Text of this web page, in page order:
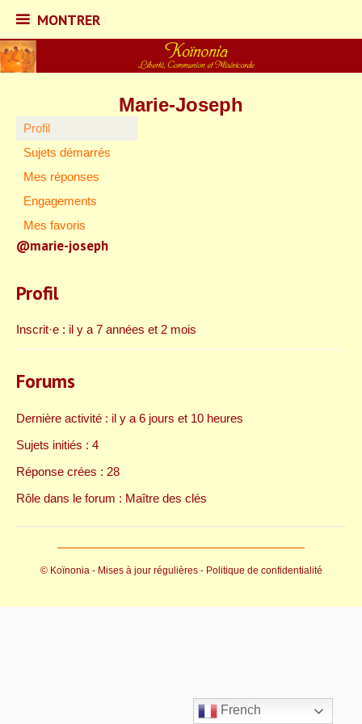
MONTRER
MONTRER
Skip
to
Koïnonia – Liberté,
Communion et
Miséricorde
Marie-Joseph
Profil
Sujets démarrés
Mes réponses
Engagements
Mes favoris
@marie-joseph
Profil
Inscrit·e : il y a 7 années et 2 mois
Forums
Dernière activité : il y a 6 jours et 10 heures
Sujets initiés : 4
Réponse crées : 28
Rôle dans le forum : Maître des clés
© Koïnonia - Mises à jour régulières - Politique de confidentialité
French